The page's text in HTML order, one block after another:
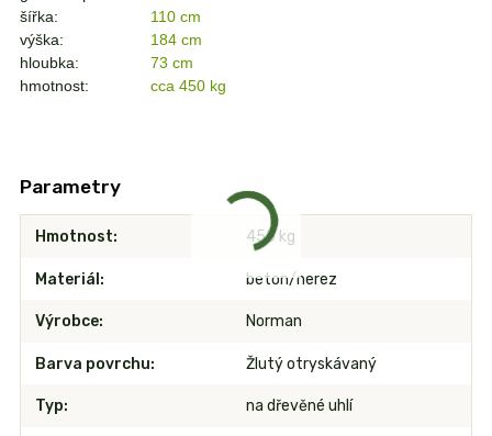
šířka:
110 cm
výška:
184 cm
hloubka:
73 cm
hmotnost:
cca 450 kg
Parametry
Hmotnost 450 kg
Materiál beton/nerez
Výrobce Norman
Barva povrchu Žlutý otryskávaný
Typ na dřevěné uhlí